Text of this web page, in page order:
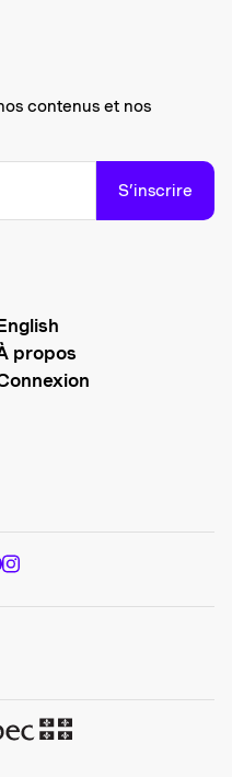
contenus et nos
S’inscrire
propos